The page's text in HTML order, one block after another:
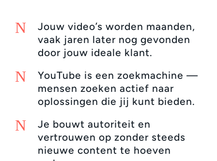
N
Jouw video’s worden maanden,
vaak jaren later nog gevonden
door jouw ideale klant.
N
YouTube is een zoekmachine —
mensen zoeken actief naar
oplossingen die jij kunt bieden.
N
Je bouwt autoriteit en
vertrouwen op zonder steeds
nieuwe content te hoeven